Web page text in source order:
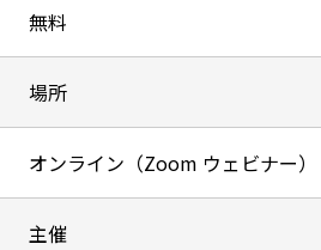
無料
場所
オンライン（Zoom ウェビナー）
主催